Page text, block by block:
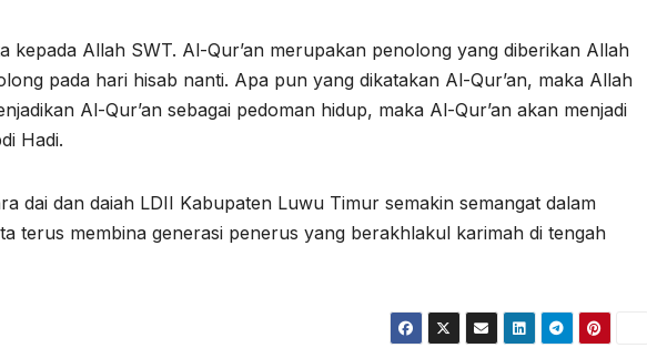
kepada Allah SWT. Al-Qur’an merupakan penolong yang diberikan Allah
pada hari hisab nanti. Apa pun yang dikatakan Al-Qur’an, maka Allah
Al-Qur’an sebagai pedoman hidup, maka Al-Qur’an akan menjadi
Hadi.
dai dan daiah LDII Kabupaten Luwu Timur semakin semangat dalam
terus membina generasi penerus yang berakhlakul karimah di tengah